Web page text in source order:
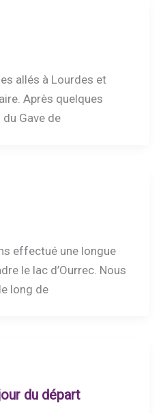
allés à Lourdes et
Après quelques
Gave de
effectué une longue
le lac d’Ourrec. Nous
long de
du départ